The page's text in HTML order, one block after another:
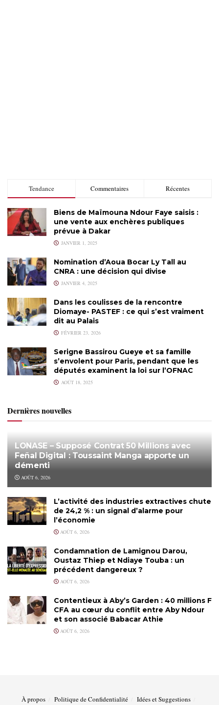
Tendance Commentaires Récentes
Biens de Maïmouna Ndour Faye saisis :
une vente aux enchères publiques
prévue à Dakar
JANVIER 1, 2025
Nomination d’Aoua Bocar Ly Tall au
CNRA : une décision qui divise
JANVIER 4, 2025
Dans les coulisses de la rencontre
Diomaye- PASTEF : ce qui s’est vraiment
dit au Palais
FÉVRIER 23, 2026
Serigne Bassirou Gueye et sa famille
s’envolent pour Paris, pendant que les
députés examinent la loi sur l’OFNAC
AOÛT 18, 2025
Dernières nouvelles
LONASE – Supposé Contrat 50 Millions avec
Feñal Digital : Toussaint Manga apporte un
démenti
AOÛT 6, 2026
L’activité des industries extractives chute
de 24,2 % : un signal d’alarme pour
l’économie
AOÛT 6, 2026
Condamnation de Lamignou Darou,
Oustaz Thiep et Ndiaye Touba : un
précédent dangereux ?
AOÛT 6, 2026
Contentieux à Aby’s Garden : 40 millions F
CFA au cœur du conflit entre Aby Ndour
et son associé Babacar Athie
AOÛT 6, 2026
À propos Politique de Confidentialité
Idées et Suggestions